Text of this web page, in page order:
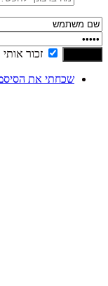
זכור
שכחתי את